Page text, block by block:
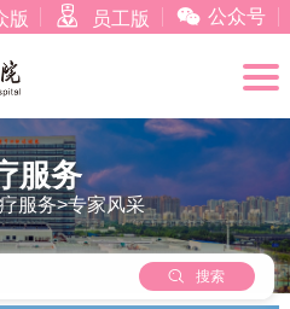
版  员工版  公众号
 搜索
服务
服务>专家风采